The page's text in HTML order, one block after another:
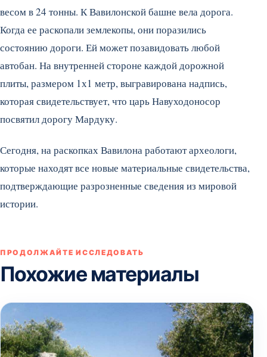
весом в 24 тонны. К Вавилонской башне вела дорога.
Когда ее раскопали землекопы, они поразились
состоянию дороги. Ей может позавидовать любой
автобан. На внутренней стороне каждой дорожной
плиты, размером 1х1 метр, выгравирована надпись,
которая свидетельствует, что царь Навуходоносор
посвятил дорогу Мардуку.
Сегодня, на раскопках Вавилона работают археологи,
которые находят все новые материальные свидетельства,
подтверждающие разрозненные сведения из мировой
истории.
ПРОДОЛЖАЙТЕ ИССЛЕДОВАТЬ
Похожие материалы